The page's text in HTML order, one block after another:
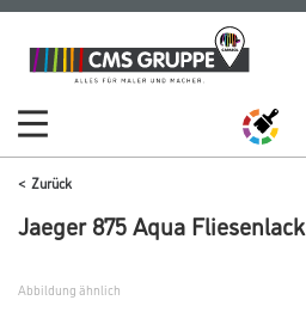
Zum
Inhalt
Zum
Navigationsmenü
Zurück
Jaeger 875 Aqua Fliesenlack
Abbildung ähnlich